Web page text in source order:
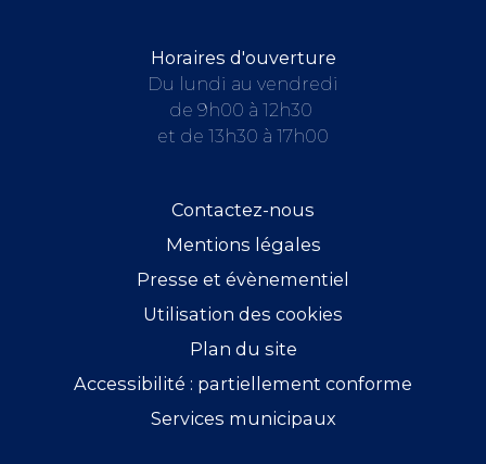
Horaires d'ouverture
Du lundi au vendredi
de 9h00 à 12h30
et de 13h30 à 17h00
Contactez-nous
Mentions légales
Presse et évènementiel
Utilisation des cookies
Plan du site
Accessibilité : partiellement conforme
Services municipaux